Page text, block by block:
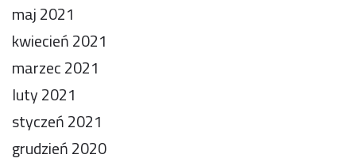
maj 2021
kwiecień 2021
marzec 2021
luty 2021
styczeń 2021
grudzień 2020